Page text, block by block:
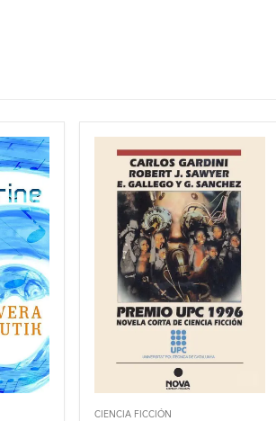
CIENCIA FICCIÓN